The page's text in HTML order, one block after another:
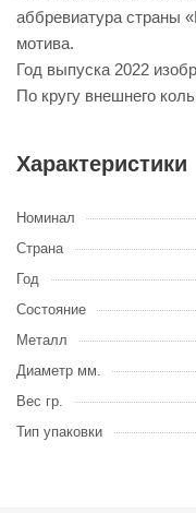
аббревиатура страны
мотива.
Год выпуска 2022
По кругу внешнего
Характеристики
Номинал
Страна
Год
Состояние
Металл
Диаметр мм.
Вес гр.
Тип упаковки